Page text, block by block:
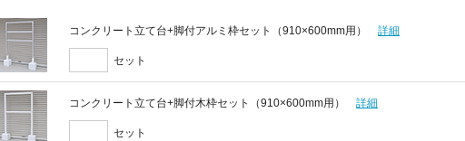
コンクリート立て台+脚付アルミ枠セット（910×600mm用） 詳細
セット
コンクリート立て台+脚付木枠セット（910×600mm用） 詳細
セット